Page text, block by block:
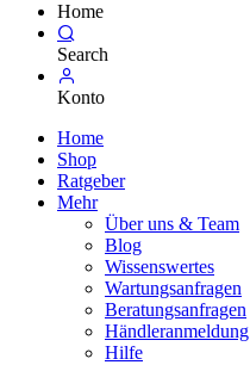
Home
Search
Konto
Home
Shop
Ratgeber
Mehr
Über uns & Team
Blog
Wissenswertes
Wartungsanfragen
Beratungsanfragen
Händleranmeldung
Hilfe